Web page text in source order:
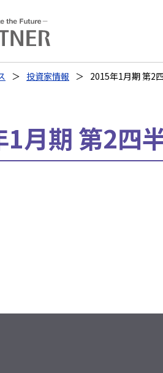
投資家情報 2015年1月期 第2
月期 第2四